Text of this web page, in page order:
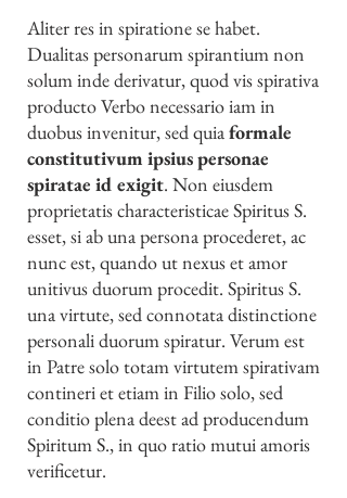
Aliter res in spiratione se habet.
Dualitas personarum spirantium non
solum inde derivatur, quod vis spirativa
producto Verbo necessario iam in
duobus invenitur, sed quiaformale
constitutivum ipsius personae
spiratae id exigit. Non eiusdem
proprietatis characteristicae Spiritus S.
esset, si ab una persona procederet, ac
nunc est, quando ut nexus et amor
unitivus duorum procedit. Spiritus S.
una virtute, sed connotata distinctione
personali duorum spiratur. Verum est
in Patre solo totam virtutem spirativam
contineri et etiam in Filio solo, sed
conditio plena deest ad producendum
Spiritum S., in quo ratio mutui amoris
verificetur.